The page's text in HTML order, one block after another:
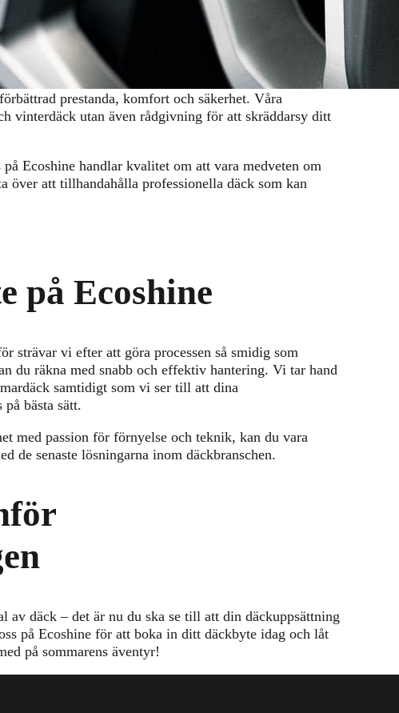
däck
Ecoshines top-notch däckservice kan denna nystart bli
prestanda, komfort och säkerhet. Våra
vinterdäck utan även rådgivning för att skräddarsy ditt
Ecoshine handlar kvalitet om att vara medveten om
att tillhandahålla professionella däck som kan
på Ecoshine
strävar vi efter att göra processen så smidig som
du räkna med snabb och effektiv hantering. Vi tar hand
samtidigt som vi ser till att dina
bästa sätt.
med passion för förnyelse och teknik, kan du vara
de senaste lösningarna inom däckbranschen.
av däck – det är nu du ska se till att din däckuppsättning
på Ecoshine för att boka in ditt däckbyte idag och låt
på sommarens äventyr!